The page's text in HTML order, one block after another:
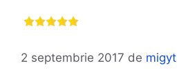
2 septembrie 2017 de migyt